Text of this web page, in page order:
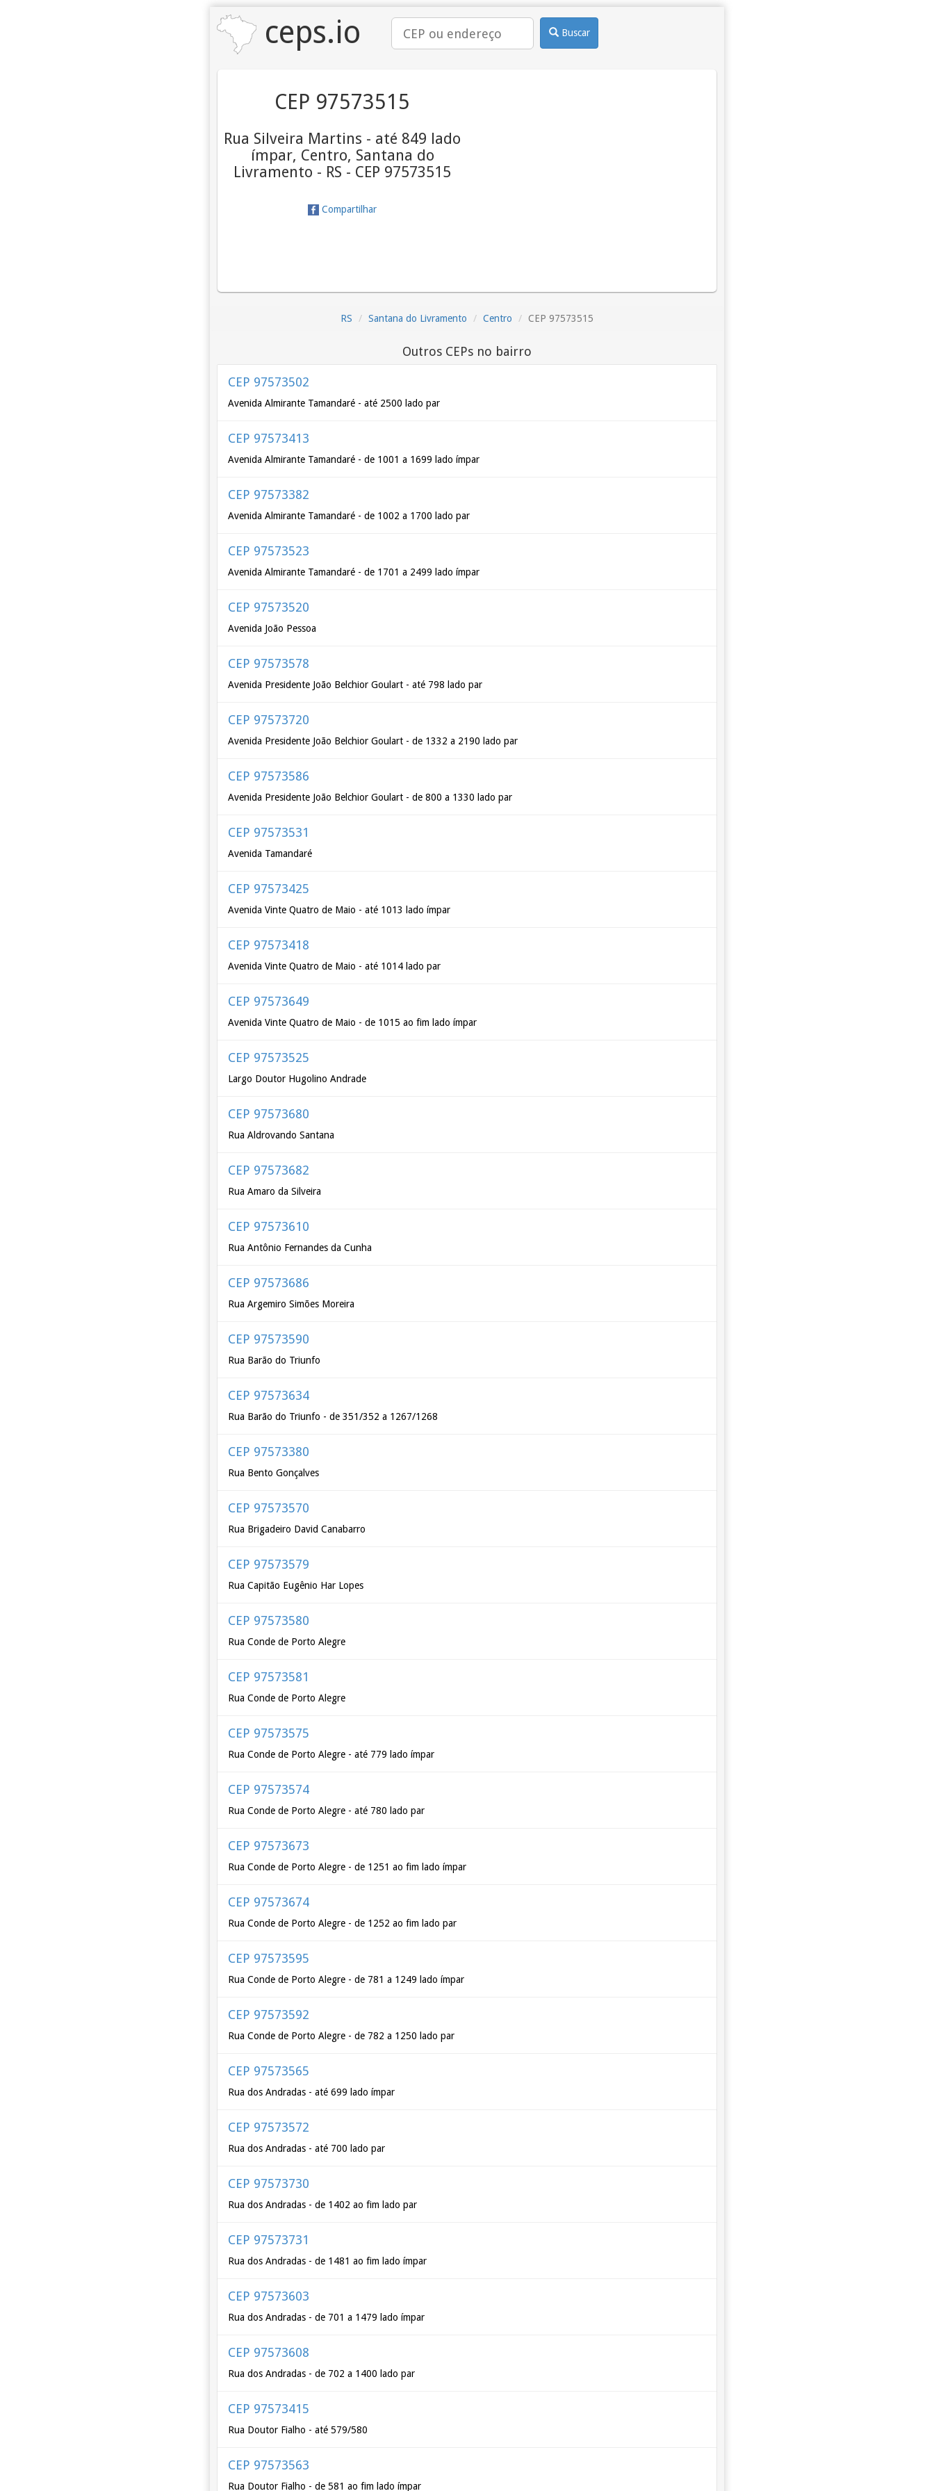
ceps.io Buscar
CEP 97573515
Rua Silveira Martins - até 849 lado
ímpar, Centro, Santana do
Livramento - RS - CEP 97573515
Compartilhar
RS Santana do Livramento Centro CEP 97573515
Outros CEPs no bairro
CEP 97573502
Avenida Almirante Tamandaré - até 2500 lado par
CEP 97573413
Avenida Almirante Tamandaré - de 1001 a 1699 lado ímpar
CEP 97573382
Avenida Almirante Tamandaré - de 1002 a 1700 lado par
CEP 97573523
Avenida Almirante Tamandaré - de 1701 a 2499 lado ímpar
CEP 97573520
Avenida João Pessoa
CEP 97573578
Avenida Presidente João Belchior Goulart - até 798 lado par
CEP 97573720
Avenida Presidente João Belchior Goulart - de 1332 a 2190 lado par
CEP 97573586
Avenida Presidente João Belchior Goulart - de 800 a 1330 lado par
CEP 97573531
Avenida Tamandaré
CEP 97573425
Avenida Vinte Quatro de Maio - até 1013 lado ímpar
CEP 97573418
Avenida Vinte Quatro de Maio - até 1014 lado par
CEP 97573649
Avenida Vinte Quatro de Maio - de 1015 ao fim lado ímpar
CEP 97573525
Largo Doutor Hugolino Andrade
CEP 97573680
Rua Aldrovando Santana
CEP 97573682
Rua Amaro da Silveira
CEP 97573610
Rua Antônio Fernandes da Cunha
CEP 97573686
Rua Argemiro Simões Moreira
CEP 97573590
Rua Barão do Triunfo
CEP 97573634
Rua Barão do Triunfo - de 351/352 a 1267/1268
CEP 97573380
Rua Bento Gonçalves
CEP 97573570
Rua Brigadeiro David Canabarro
CEP 97573579
Rua Capitão Eugênio Har Lopes
CEP 97573580
Rua Conde de Porto Alegre
CEP 97573581
Rua Conde de Porto Alegre
CEP 97573575
Rua Conde de Porto Alegre - até 779 lado ímpar
CEP 97573574
Rua Conde de Porto Alegre - até 780 lado par
CEP 97573673
Rua Conde de Porto Alegre - de 1251 ao fim lado ímpar
CEP 97573674
Rua Conde de Porto Alegre - de 1252 ao fim lado par
CEP 97573595
Rua Conde de Porto Alegre - de 781 a 1249 lado ímpar
CEP 97573592
Rua Conde de Porto Alegre - de 782 a 1250 lado par
CEP 97573565
Rua dos Andradas - até 699 lado ímpar
CEP 97573572
Rua dos Andradas - até 700 lado par
CEP 97573730
Rua dos Andradas - de 1402 ao fim lado par
CEP 97573731
Rua dos Andradas - de 1481 ao fim lado ímpar
CEP 97573603
Rua dos Andradas - de 701 a 1479 lado ímpar
CEP 97573608
Rua dos Andradas - de 702 a 1400 lado par
CEP 97573415
Rua Doutor Fialho - até 579/580
CEP 97573563
Rua Doutor Fialho - de 581 ao fim lado ímpar